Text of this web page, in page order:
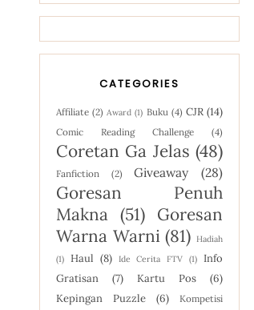
CATEGORIES
Affiliate (2) Award (1) Buku (4) CJR (14)
Comic Reading Challenge (4)
Coretan Ga Jelas (48)
Fanfiction (2) Giveaway (28)
Goresan Penuh
Makna (51) Goresan
Warna Warni (81) Hadiah
(1)
Haul (8) Ide Cerita FTV (1)
Info
Gratisan
(7) Kartu Pos
(6)
Kepingan Puzzle
(6)
Kompetisi